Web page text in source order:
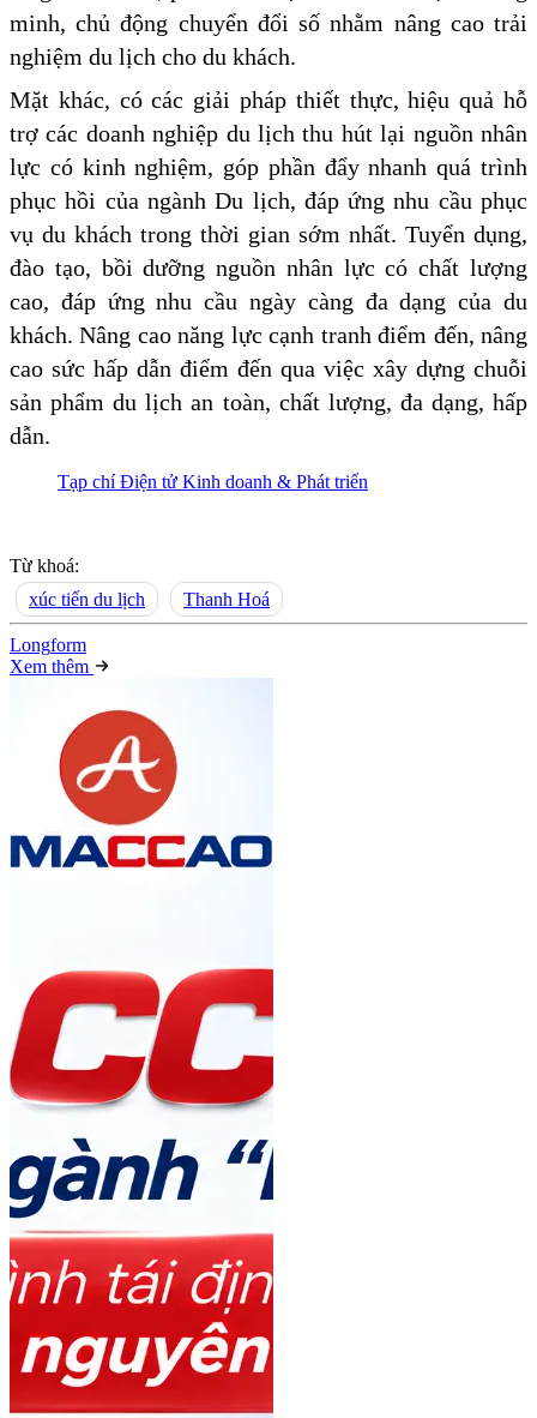
minh, chủ động chuyển đổi số nhằm nâng cao trải
nghiệm du lịch cho du khách.
Mặt khác, có các giải pháp thiết thực, hiệu quả hỗ
trợ các doanh nghiệp du lịch thu hút lại nguồn nhân
lực có kinh nghiệm, góp phần đẩy nhanh quá trình
phục hồi của ngành Du lịch, đáp ứng nhu cầu phục
vụ du khách trong thời gian sớm nhất. Tuyển dụng,
đào tạo, bồi dưỡng nguồn nhân lực có chất lượng
cao, đáp ứng nhu cầu ngày càng đa dạng của du
khách. Nâng cao năng lực cạnh tranh điểm đến, nâng
cao sức hấp dẫn điểm đến qua việc xây dựng chuỗi
sản phẩm du lịch an toàn, chất lượng, đa dạng, hấp
dẫn.
Tạp chí Điện tử Kinh doanh & Phát triển
Từ khoá:
xúc tiến du lịch
Thanh Hoá
Longform
Xem thêm